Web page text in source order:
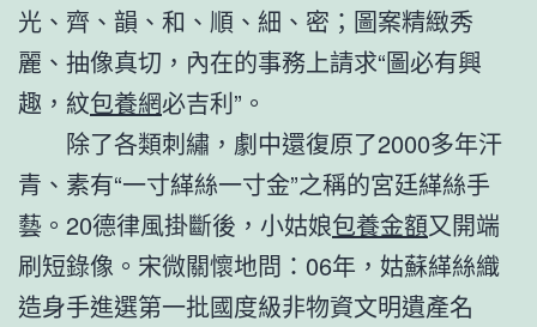
光、齊、韻、和、順、細、密；圖案精緻秀
麗、抽像真切，內在的事務上請求“圖必有興
趣，紋包養網必吉利”。
除了各類刺繡，劇中還復原了2000多年汗
青、素有“一寸緙絲一寸金”之稱的宮廷緙絲手
藝。20德律風掛斷後，小姑娘包養金額又開端
刷短錄像。宋微關懷地問：06年，姑蘇緙絲織
造身手進選第一批國度級非物資文明遺產名